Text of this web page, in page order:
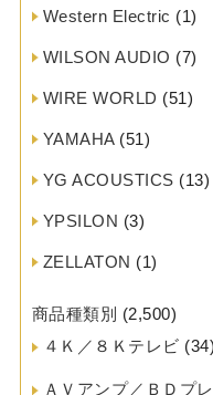
Western Electric (1)
WILSON AUDIO (7)
WIRE WORLD (51)
YAMAHA(51)
YG ACOUSTICS (13)
YPSILON (3)
ZELLATON (1)
商品種類別 (2,500)
４Ｋ／８Ｋテレビ (34)
ＡＶアンプ／ＢＤプ